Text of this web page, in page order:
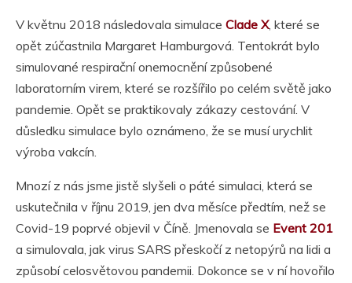
V květnu 2018 následovala simulace Clade X, které se
opět zúčastnila Margaret Hamburgová. Tentokrát bylo
simulované respirační onemocnění způsobené
laboratorním virem, které se rozšířilo po celém světě jako
pandemie. Opět se praktikovaly zákazy cestování. V
důsledku simulace bylo oznámeno, že se musí urychlit
výroba vakcín.
Mnozí z nás jsme jistě slyšeli o páté simulaci, která se
uskutečnila v říjnu 2019, jen dva měsíce předtím, než se
Covid-19 poprvé objevil v Číně. Jmenovala se Event 201
a simulovala, jak virus SARS přeskočí z netopýrů na lidi a
způsobí celosvětovou pandemii. Dokonce se v ní hovořilo